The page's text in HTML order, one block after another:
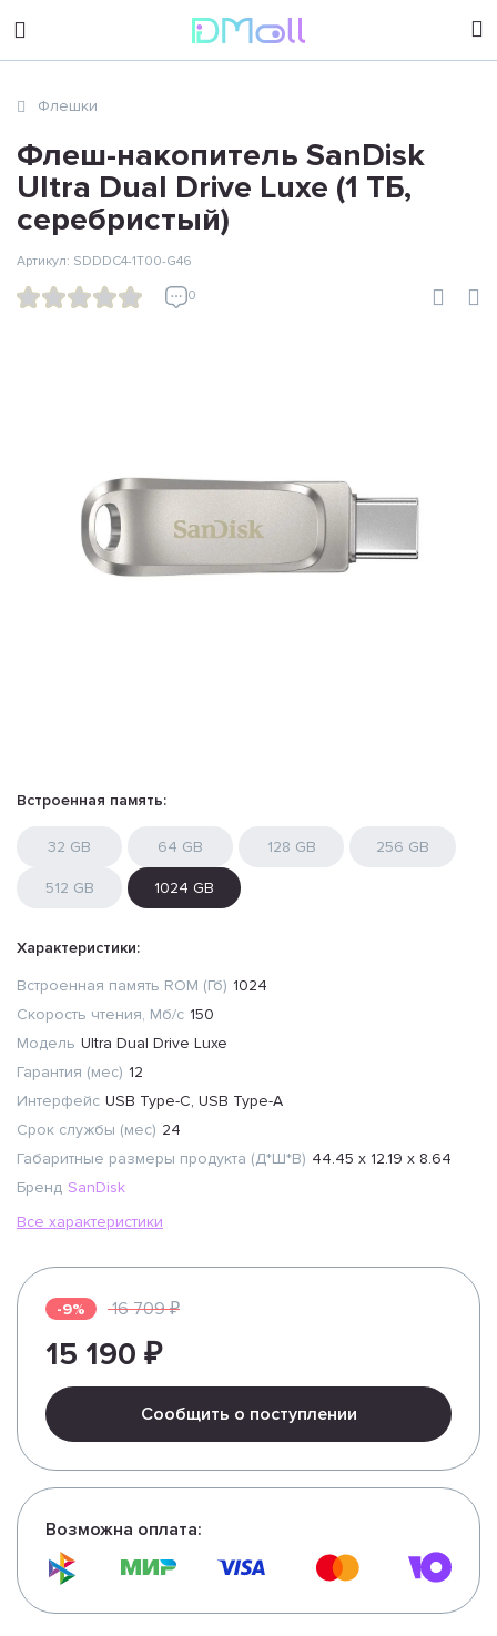
sales@dimoll.ru
Флешки
Флеш-накопитель SanDisk
Ultra Dual Drive Luxe (1 ТБ,
серебристый)
0
Артикул: SDDDC4-1T00-G46
Встроенная память:
32 GB 64 GB 128 GB 256 GB
512 GB 1024 GB
Характеристики:
Встроенная память ROM (Гб) 1024
Скорость чтения, Мб/с 150
Модель Ultra Dual Drive Luxe
Гарантия (мес) 12
Интерфейс USB Type-C, USB Type-A
Срок службы (мес) 24
Габаритные размеры продукта (Д*Ш*В) 44.45 x 12.19 x 8.64
Бренд SanDisk
Все характеристики
-9% 16 709 ₽
15 190 ₽
Сообщить о поступлении
Возможна оплата: